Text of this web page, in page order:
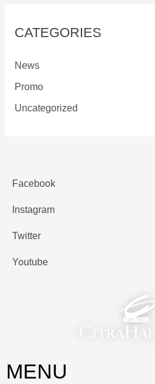
CATEGORIES
News
Promo
Uncategorized
Facebook
Instagram
Twitter
Youtube
MENU